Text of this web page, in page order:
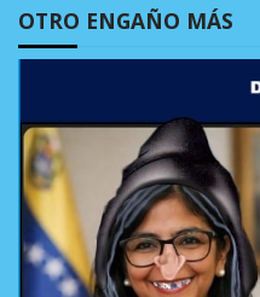
OTRO ENGAÑO MÁS